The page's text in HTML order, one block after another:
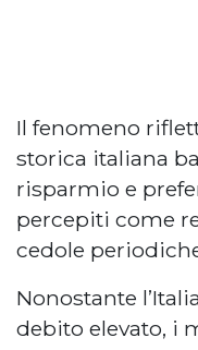
Il fenomeno
storica italiana
risparmio e
percepiti come
cedole
Nonostante
debito elevato, i